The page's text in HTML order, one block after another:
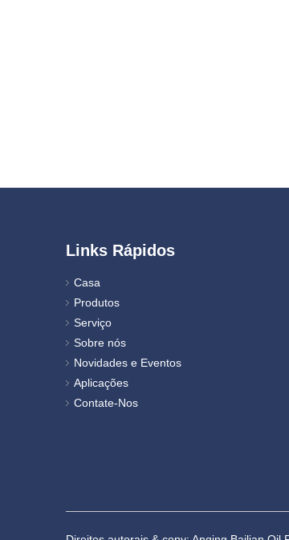
Links Rápidos
Casa
Produtos
Serviço
Sobre nós
Novidades e Eventos
Aplicações
Contate-Nos